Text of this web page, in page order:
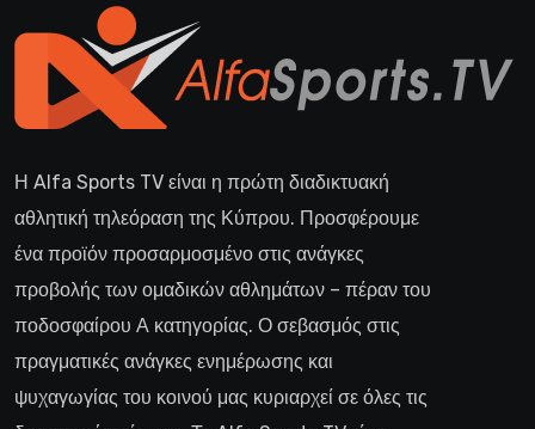
Η Alfa Sports TV είναι η πρώτη διαδικτυακή
αθλητική τηλεόραση της Κύπρου. Προσφέρουμε
ένα προϊόν προσαρμοσμένο στις ανάγκες
προβολής των ομαδικών αθλημάτων – πέραν του
ποδοσφαίρου Α κατηγορίας. Ο σεβασμός στις
πραγματικές ανάγκες ενημέρωσης και
ψυχαγωγίας του κοινού μας κυριαρχεί σε όλες τις